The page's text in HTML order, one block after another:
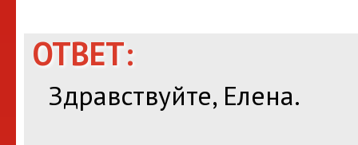
ОТВЕТ:
Здравствуйте, Елена.